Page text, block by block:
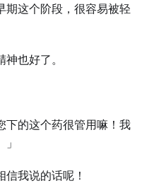
期这个阶段，很容易被轻
也好了。
下的这个药很管用嘛！我
我说的话呢！